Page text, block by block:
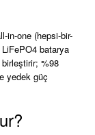
in-one (hepsi-bir-
batarya
%98
yedek güç